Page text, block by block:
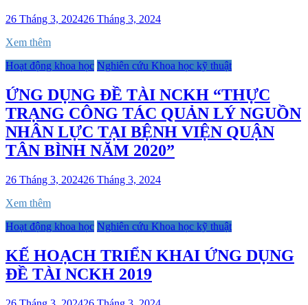
26 Tháng 3, 202426 Tháng 3, 2024
Xem thêm
Hoạt động khoa học Nghiên cứu Khoa học kỹ thuật
ỨNG DỤNG ĐỀ TÀI NCKH “THỰC
TRẠNG CÔNG TÁC QUẢN LÝ NGUỒN
NHÂN LỰC TẠI BỆNH VIỆN QUẬN
TÂN BÌNH NĂM 2020”
26 Tháng 3, 202426 Tháng 3, 2024
Xem thêm
Hoạt động khoa học Nghiên cứu Khoa học kỹ thuật
KẾ HOẠCH TRIỂN KHAI ỨNG DỤNG
ĐỀ TÀI NCKH 2019